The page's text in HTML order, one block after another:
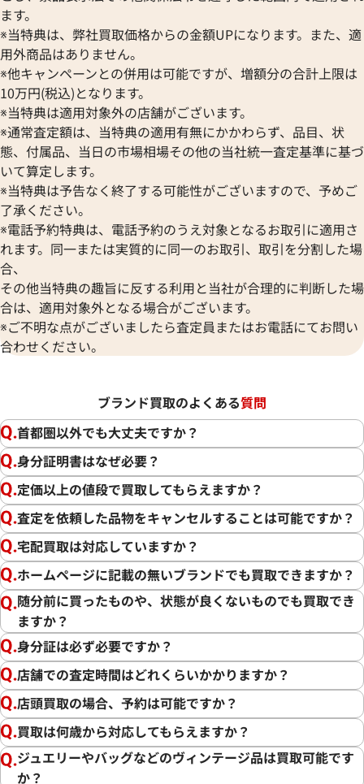
ます。
※当特典は、弊社買取価格からの金額UPになります。また、適
用外商品はありません。
※他キャンペーンとの併用は可能ですが、増額分の合計上限は
10万円(税込)となります。
※当特典は適用対象外の店舗がございます。
※通常査定額は、当特典の適用有無にかかわらず、品目、状
態、付属品、当日の市場相場その他の当社統一査定基準に基づ
いて算定します。
※当特典は予告なく終了する可能性がございますので、予めご
了承ください。
※電話予約特典は、電話予約のうえ対象となるお取引に適用さ
れます。同一または実質的に同一のお取引、取引を分割した場
合、
その他当特典の趣旨に反する利用と当社が合理的に判断した場
合は、適用対象外となる場合がございます。
※ご不明な点がございましたら査定員またはお電話にてお問い
合わせください。
ブランド買取のよくある質問
首都圏以外でも大丈夫ですか？
身分証明書はなぜ必要？
定価以上の値段で買取してもらえますか？
査定を依頼した品物をキャンセルすることは可能ですか？
宅配買取は対応していますか？
ホームページに記載の無いブランドでも買取できますか？
随分前に買ったものや、状態が良くないものでも買取でき
ますか？
身分証は必ず必要ですか？
店舗での査定時間はどれくらいかかりますか？
店頭買取の場合、予約は可能ですか？
買取は何歳から対応してもらえますか？
ジュエリーやバッグなどのヴィンテージ品は買取可能です
か？